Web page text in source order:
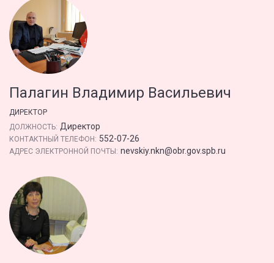
Палагин Владимир Васильевич
ДИРЕКТОР
ДОЛЖНОСТЬ: Директор
КОНТАКТНЫЙ ТЕЛЕФОН: 552-07-26
АДРЕС ЭЛЕКТРОННОЙ ПОЧТЫ: nevskiy.nkn@obr.gov.spb.ru